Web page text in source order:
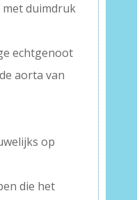
duimdruk
echtgenoot
aorta van
op
die het